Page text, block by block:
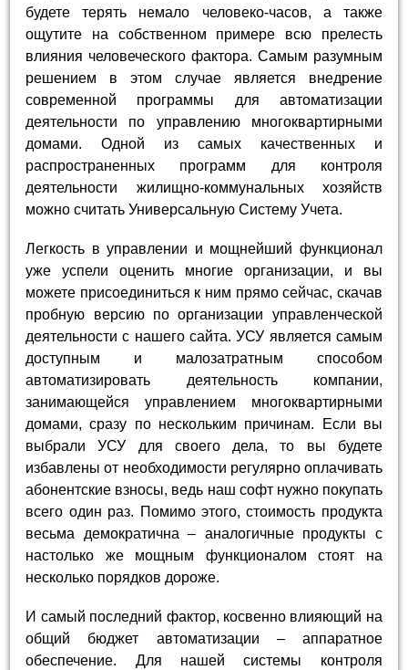
будете терять немало человеко-часов, а также
ощутите на собственном примере всю прелесть
влияния человеческого фактора. Самым разумным
решением в этом случае является внедрение
современной программы для автоматизации
деятельности по управлению многоквартирными
домами. Одной из самых качественных и
распространенных программ для контроля
деятельности жилищно-коммунальных хозяйств
можно считать Универсальную Систему Учета.
Легкость в управлении и мощнейший функционал
уже успели оценить многие организации, и вы
можете присоединиться к ним прямо сейчас, скачав
пробную версию по организации управленческой
деятельности с нашего сайта. УСУ является самым
доступным и малозатратным способом
автоматизировать деятельность компании,
занимающейся управлением многоквартирными
домами, сразу по нескольким причинам. Если вы
выбрали УСУ для своего дела, то вы будете
избавлены от необходимости регулярно оплачивать
абонентские взносы, ведь наш софт нужно покупать
всего один раз. Помимо этого, стоимость продукта
весьма демократична – аналогичные продукты с
настолько же мощным функционалом стоят на
несколько порядков дороже.
И самый последний фактор, косвенно влияющий на
общий бюджет автоматизации – аппаратное
обеспечение. Для нашей системы контроля